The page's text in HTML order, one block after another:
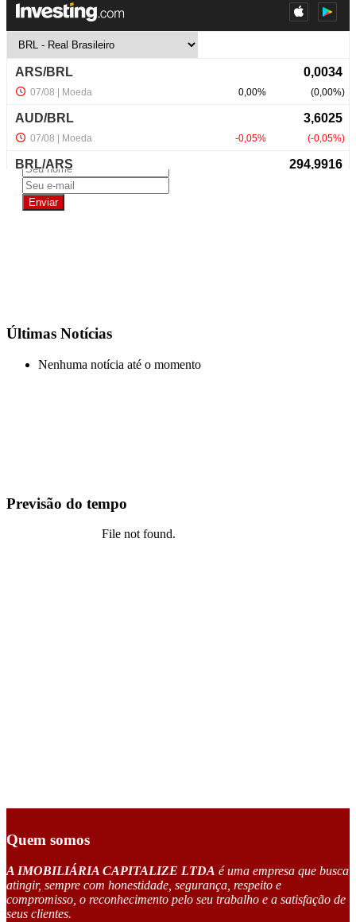
+ Detalhes
R$ 120.000.000,00
NewsLetter
Últimas Notícias
Nenhuma notícia até o momento
Previsão do tempo
Quem somos
A IMOBILIÁRIA CAPITALIZE LTDA é uma empresa que busca
atingir, sempre com honestidade, segurança, respeito e
compromisso, o reconhecimento pelo seu trabalho e a satisfação de
seus clientes.